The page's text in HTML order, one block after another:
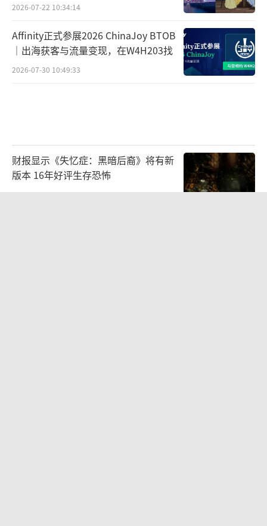
2026-07-22 10:34:14
Affinity正式参展2026 ChinaJoy BTOB
｜出海获客与流量变现，在W4H203找
2026-07-30 10:49:33
财报显示《失忆症：黑暗后裔》将有新
版本 16年好评生存恐怖
2026-08-03 09:47:33